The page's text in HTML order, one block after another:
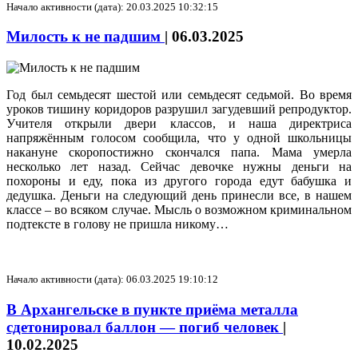
Начало активности (дата): 20.03.2025 10:32:15
Милость к не падшим | 06.03.2025
Год был семьдесят шестой или семьдесят седьмой. Во время
уроков тишину коридоров разрушил загудевший репродуктор.
Учителя открыли двери классов, и наша директриса
напряжённым голосом сообщила, что у одной школьницы
накануне скоропостижно скончался папа. Мама умерла
несколько лет назад. Сейчас девочке нужны деньги на
похороны и еду, пока из другого города едут бабушка и
дедушка. Деньги на следующий день принесли все, в нашем
классе – во всяком случае. Мысль о возможном криминальном
подтексте в голову не пришла никому…
Начало активности (дата): 06.03.2025 19:10:12
В Архангельске в пункте приёма металла
сдетонировал баллон — погиб человек |
10.02.2025